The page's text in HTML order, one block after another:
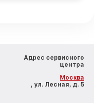
Адрес сервисного
центра
Москва
, ул. Лесная, д. 5